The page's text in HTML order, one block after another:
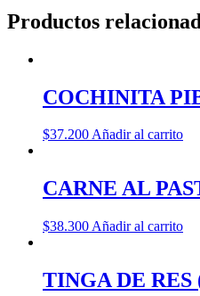
Productos
COCHINITA
$37.200Añadir al carrito
CARNE AL
$38.300 Añadir al carrito
TINGA DE RES